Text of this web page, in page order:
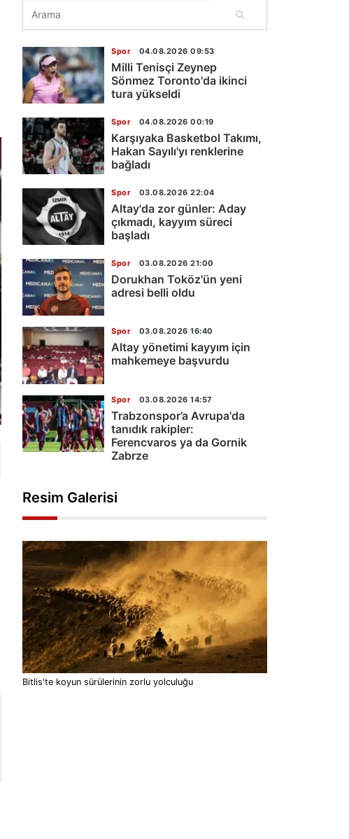
Spor 04.08.2026 09:53
Milli Tenisçi Zeynep
Sönmez Toronto'da ikinci
tura yükseldi
Spor 04.08.2026 00:19
Karşıyaka Basketbol Takımı,
Hakan Sayılı'yı renklerine
bağladı
Spor 03.08.2026 22:04
Altay'da zor günler: Aday
çıkmadı, kayyım süreci
başladı
Spor 03.08.2026 21:00
Dorukhan Toköz'ün yeni
adresi belli oldu
Spor 03.08.2026 16:40
Altay yönetimi kayyım için
mahkemeye başvurdu
Spor 03.08.2026 14:57
Trabzonspor’a Avrupa'da
tanıdık rakipler:
Ferencvaros ya da Gornik
Zabrze
Resim Galerisi
Bitlis'te koyun sürülerinin zorlu yolculuğu